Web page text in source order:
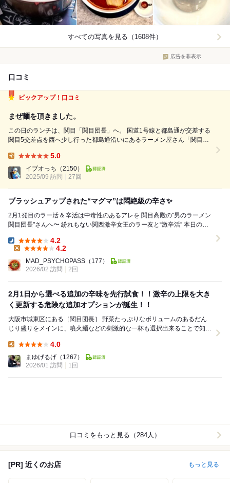
すべての写真を見る（1608件）
広告を非表示
口コミ
ピックアップ！口コミ
まぜ麺を頂きました。
この日のランチは、関目「関目団長」へ。 国道1号線と都島通が交差する
関目5交差点を西へ少し行った都島通沿いにあるラーメン屋さん「関目団
飯は半分で、卵は生卵でお願いしましたよ。 ちなみに、麺300gまでなら
白飯付き、...
5.0
イブオっち （2150）
2025/09 訪問
27回
ブラッシュアップされた“マグマ”は悶絶級の辛さ✨
2月1発目のラー活 & 辛活は中毒性のあるアレを 関目高殿の"男のラーメン
関目団長"さんへ〜 紛れもない関西激辛女王のラー友と“激辛活”️ 本日の注
Dinner:
4.2
4.2
MAD_PSYCHOPASS （177）
2026/02 訪問
2回
2月1日から選べる追加の辛味を先行試食！！激辛の上限を大き
く更新する危険な追加オプションが誕生！！
大阪市城東区にある［関目団長］ 野菜たっぷりなボリュームのあるだん
じり盛りをメインに、噴火麺などの刺激的な一杯も選択出来ることで知ら
4.0
まゆげるげ （1267）
2026/01 訪問
1回
口コミをもっと見る（284人）
[PR] 近くのお店 もっと見る